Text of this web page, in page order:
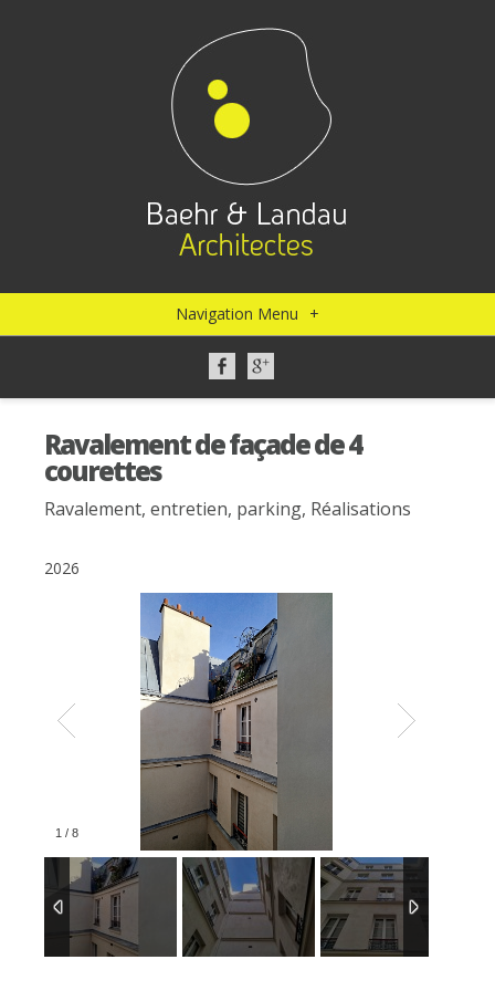
Navigation Menu +
Ravalement de façade de 4
courettes
Ravalement, entretien, parking, Réalisations
2026
1 / 8